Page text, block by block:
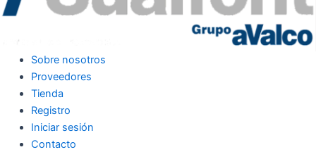
Sobre nosotros
Proveedores
Tienda
Registro
Iniciar sesión
Contacto